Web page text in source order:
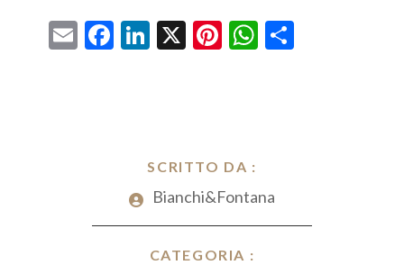
SCRITTO DA :
Bianchi&Fontana
CATEGORIA :
E
m
F
a
Li
nk
X Pi
nt
W
h
p